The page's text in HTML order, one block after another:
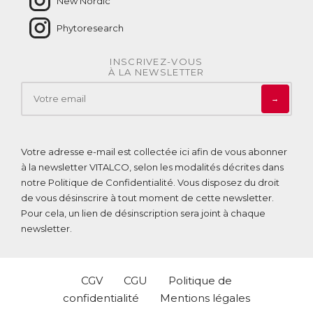
normal du système nerveux.
● L’extrait concentré d’écorce de Pin Maritime et de Poivre
long favorisent une bonne microcirculation sanguine, ce qui
● La vitamine B1 contribue au bon fonctionnement du cœur.
ACL :6414625
EAN :3770011802968
Phytoresearch
INSCRIVEZ-VOUS
À LA NEWSLETTER
→
Votre adresse e-mail est collectée ici afin de vous abonner
à la newsletter VITALCO, selon les modalités décrites dans
notre Politique de Confidentialité . Vous disposez du droit
de vous désinscrire à tout moment de cette newsletter.
Pour cela, un lien de désinscription sera joint à chaque
newsletter.
CGV CGU
Politique de
confidentialité
Mentions légales